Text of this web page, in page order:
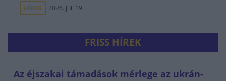
HÍREK 2026. júl. 19.
FRISS HÍREK
Az éjszakai támadások mérlege az ukrán-